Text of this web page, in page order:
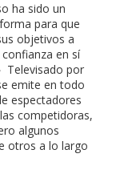
ha sido un
para que
objetivos a
en sí
Televisado por
emite en todo
espectadores
competidoras,
algunos
otros a lo largo